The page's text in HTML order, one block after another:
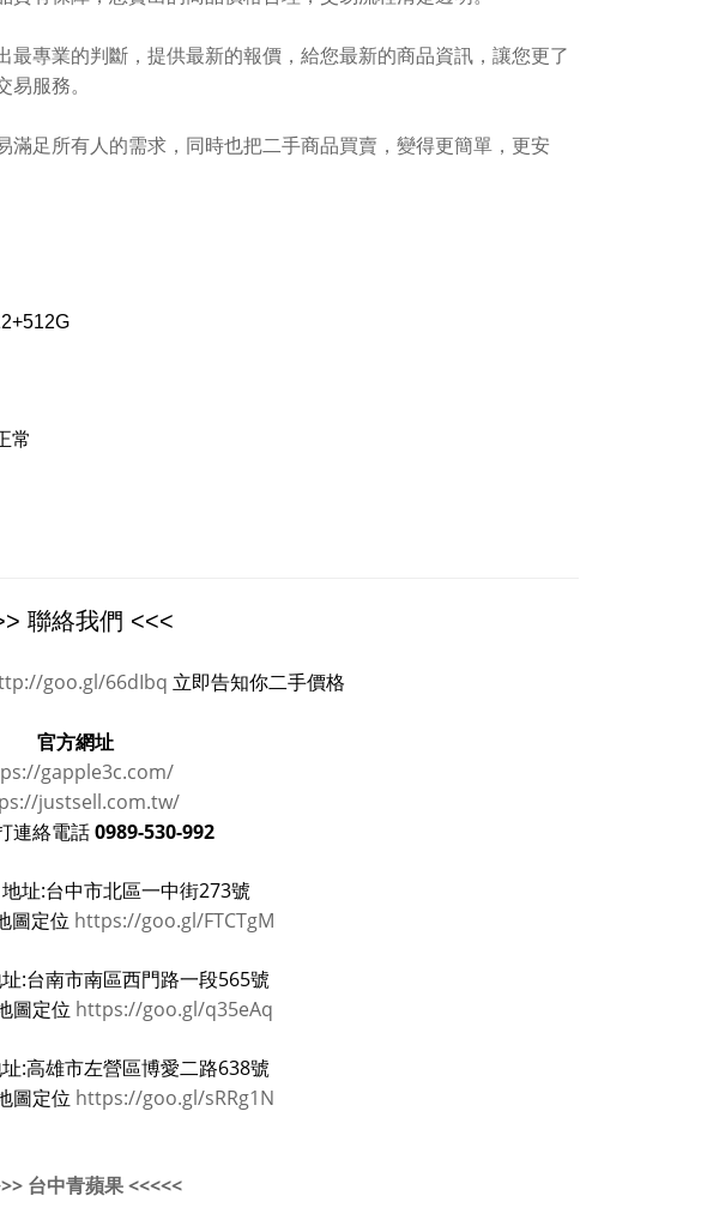
專業的判斷，提供最新的報價，給您最新的商品資訊，讓您更了
服務。
足所有人的需求，同時也把二手商品買賣，變得更簡單，更安
常
聯絡我們 <<<
goo.gl/66dIbq 立即告知你二手價格
官方網址
gapple3c.com/
justsell.com.tw/
連絡電話 0989-530-992
址:台中市北區一中街273號
圖定位 https://goo.gl/FTCTgM
:台南市南區西門路一段565號
圖定位 https://goo.gl/q35eAq
:高雄市左營區博愛二路638號
圖定位 https://goo.gl/sRRg1N
台中青蘋果 <<<<<